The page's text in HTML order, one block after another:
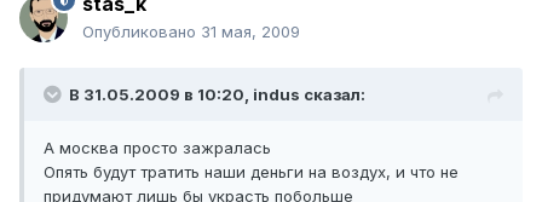
Опубликовано 31 мая, 2009
В 31.05.2009 в 10:20, indus сказал:
А москва просто зажралась
Опять будут тратить наши деньги на воздух, и что не
придумают лишь бы украсть побольше